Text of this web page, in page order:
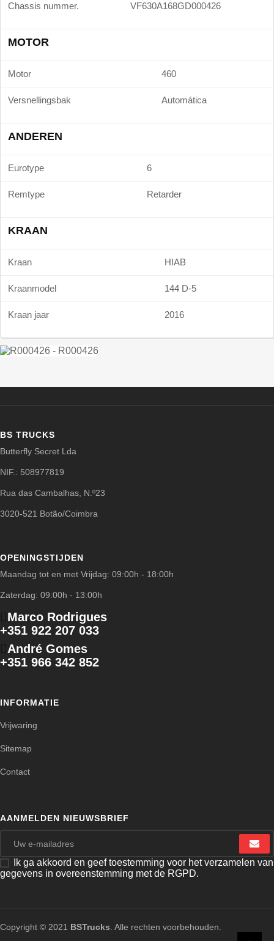
Chassis nummer. VF630A168GD000426
MOTOR
Motor 460
Versnellingsbak Automática
ANDEREN
Eurotype 6
Remtype Retarder
KRAAN
Kraan HIAB
Kraanmodel 144 D-5
Kraan jaar 2016
BS TRUCKS
Butterfly Secret Lda
NIF.: 508977819
Rua das Cambalhas, N.º23
3020-521 Botão/Coimbra
OPENINGSTIJDEN
Maandag tot en met Vrijdag: 09:00h - 18:00h
Zaterdag: 09:00h - 13:00h
Marco Rodrigues
+351 922 207 033
André Gomes
+351 966 342 852
INFORMATIE
Vrijwaring
Sitemap
Contact
AANMELDEN NIEUWSBRIEF
Ik ga akkoord en geef toestemming voor het verzamelen van
gegevens in overeenstemming met de RGPD.
Copyright © 2021 BSTrucks . Alle rechten voorbehouden.